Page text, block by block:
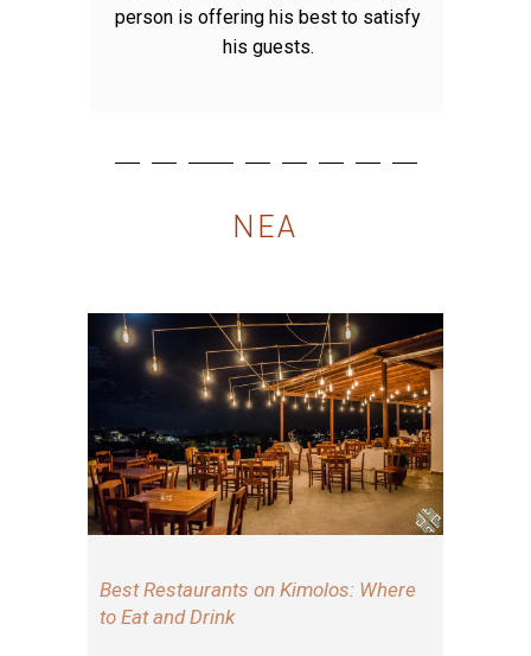
person is offering his best to satisfy
his guests.
ΝΕΑ
Best Restaurants on Kimolos: Where
to Eat and Drink